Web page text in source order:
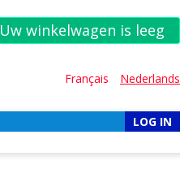
Uw winkelwagen is leeg
Français Nederlands
LOG IN